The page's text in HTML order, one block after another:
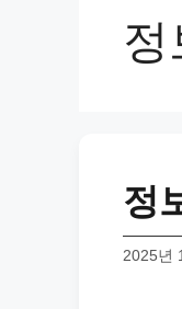
정
2025년